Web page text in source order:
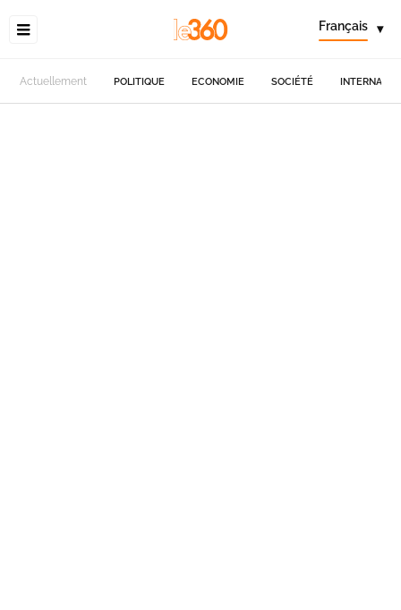
Français ▾
Actuellement POLITIQUE ECONOMIE SOCIÉTÉ